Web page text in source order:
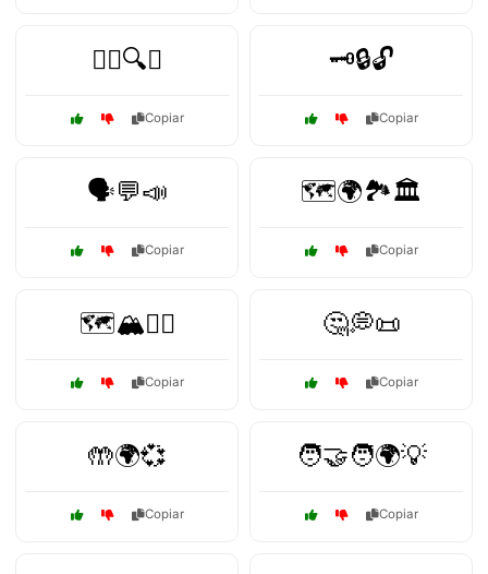
🕵️‍♂️🔍📜
Copiar
🗝️🔒🔓
Copiar
🗣️💬📣
Copiar
🗺️🌍🏞️🏛️
Copiar
🗺️🏔️🚶‍♀️
Copiar
🤔💭📜
Copiar
🤲🌍💞
Copiar
🧑‍🤝‍🧑🌍💡
Copiar